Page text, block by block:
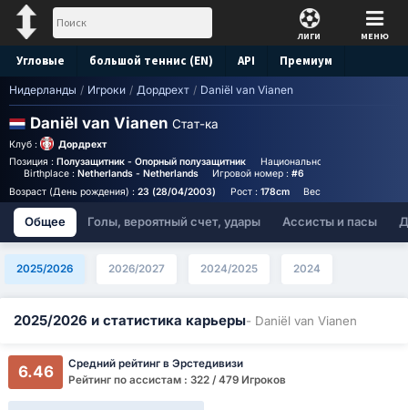
ЛИГИ МЕНЮ
Угловые большой теннис (EN) API Премиум
Прогноз
Нидерланды / Игроки / Дордрехт / Daniël van Vianen
Daniël van Vianen Стат-ка
Клуб :
Дордрехт
Позиция : Полузащитник - Опорный полузащитник Национальность :
Birthplace : Netherlands - Netherlands Игровой номер :#6
Возраст (День рождения) : 23 (28/04/2003) Рост : 178cm Вес :
Общее Голы, вероятный счет, удары Ассисты и пасы
2025/2026 2026/2027 2024/2025 2024
2025/2026 и статистика карьеры- Daniël van Vianen
6.46
Средний рейтинг в Эрстедивизи
Рейтинг по ассистам : 322 / 479 Игроков